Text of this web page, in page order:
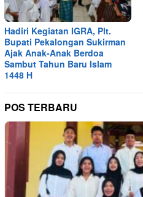
Hadiri Kegiatan IGRA, Plt.
Bupati Pekalongan Sukirman
Ajak Anak-Anak Berdoa
Sambut Tahun Baru Islam
1448 H
POS TERBARU